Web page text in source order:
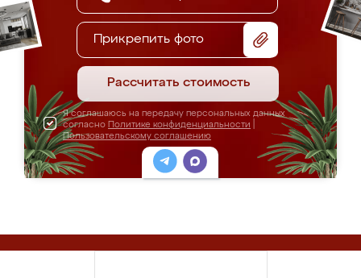
Прикрепить фото
Рассчитать стоимость
Я соглашаюсь на передачу персональных данных
согласно Политике конфиденциальности
Пользовательскому соглашению